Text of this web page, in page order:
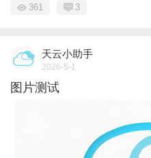
361 3
天云小助手
2026-5-1
图片测试